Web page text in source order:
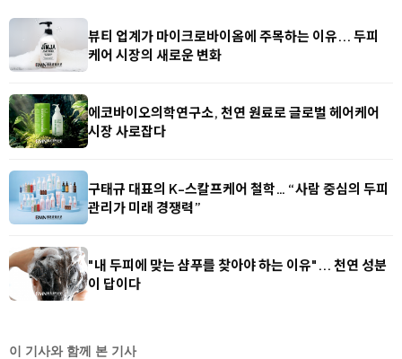
뷰티 업계가 마이크로바이옴에 주목하는 이유... 두피
케어 시장의 새로운 변화
에코바이오의학연구소, 천연 원료로 글로벌 헤어케어
시장 사로잡다
구태규 대표의 K-스칼프케어 철학… “사람 중심의 두피
관리가 미래 경쟁력”
"내 두피에 맞는 샴푸를 찾아야 하는 이유"... 천연 성분
이 답이다
이 기사와 함께 본 기사